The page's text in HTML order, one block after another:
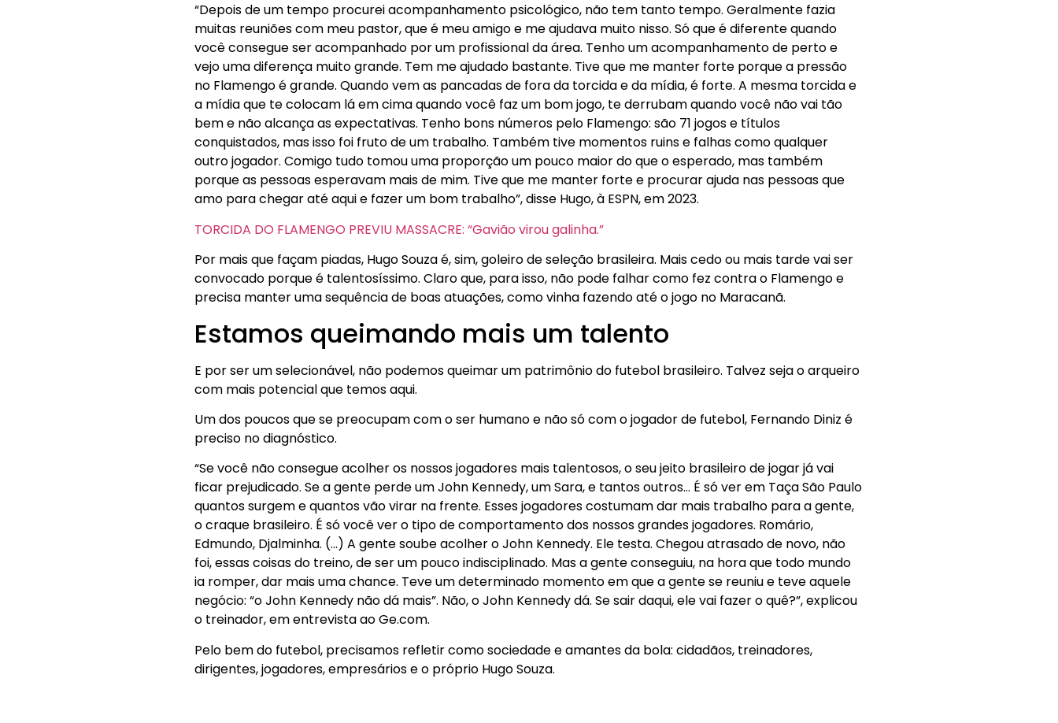
“Depois de um tempo procurei acompanhamento psicológico, não tem tanto tempo. Geralmente fazia
muitas reuniões com meu pastor, que é meu amigo e me ajudava muito nisso. Só que é diferente quando
você consegue ser acompanhado por um profissional da área. Tenho um acompanhamento de perto e
vejo uma diferença muito grande. Tem me ajudado bastante. Tive que me manter forte porque a pressão
no Flamengo é grande. Quando vem as pancadas de fora da torcida e da mídia, é forte. A mesma torcida e
a mídia que te colocam lá em cima quando você faz um bom jogo, te derrubam quando você não vai tão
bem e não alcança as expectativas. Tenho bons números pelo Flamengo: são 71 jogos e títulos
conquistados, mas isso foi fruto de um trabalho. Também tive momentos ruins e falhas como qualquer
outro jogador. Comigo tudo tomou uma proporção um pouco maior do que o esperado, mas também
porque as pessoas esperavam mais de mim. Tive que me manter forte e procurar ajuda nas pessoas que
amo para chegar até aqui e fazer um bom trabalho”, disse Hugo, à ESPN, em 2023.
TORCIDA DO FLAMENGO PREVIU MASSACRE: “Gavião virou galinha.”
Por mais que façam piadas, Hugo Souza é, sim, goleiro de seleção brasileira. Mais cedo ou mais tarde vai ser
convocado porque é talentosíssimo. Claro que, para isso, não pode falhar como fez contra o Flamengo e
precisa manter uma sequência de boas atuações, como vinha fazendo até o jogo no Maracanã.
Estamos queimando mais um talento
E por ser um selecionável, não podemos queimar um patrimônio do futebol brasileiro. Talvez seja o arqueiro
com mais potencial que temos aqui.
Um dos poucos que se preocupam com o ser humano e não só com o jogador de futebol, Fernando Diniz é
preciso no diagnóstico.
“Se você não consegue acolher os nossos jogadores mais talentosos, o seu jeito brasileiro de jogar já vai
ficar prejudicado. Se a gente perde um John Kennedy, um Sara, e tantos outros… É só ver em Taça São Paulo
quantos surgem e quantos vão virar na frente. Esses jogadores costumam dar mais trabalho para a gente,
o craque brasileiro. É só você ver o tipo de comportamento dos nossos grandes jogadores. Romário,
Edmundo, Djalminha. (…) A gente soube acolher o John Kennedy. Ele testa. Chegou atrasado de novo, não
foi, essas coisas do treino, de ser um pouco indisciplinado. Mas a gente conseguiu, na hora que todo mundo
ia romper, dar mais uma chance. Teve um determinado momento em que a gente se reuniu e teve aquele
negócio: “o John Kennedy não dá mais”. Não, o John Kennedy dá. Se sair daqui, ele vai fazer o quê?”, explicou
o treinador, em entrevista ao Ge.com.
Pelo bem do futebol, precisamos refletir como sociedade e amantes da bola: cidadãos, treinadores,
dirigentes, jogadores, empresários e o próprio Hugo Souza.